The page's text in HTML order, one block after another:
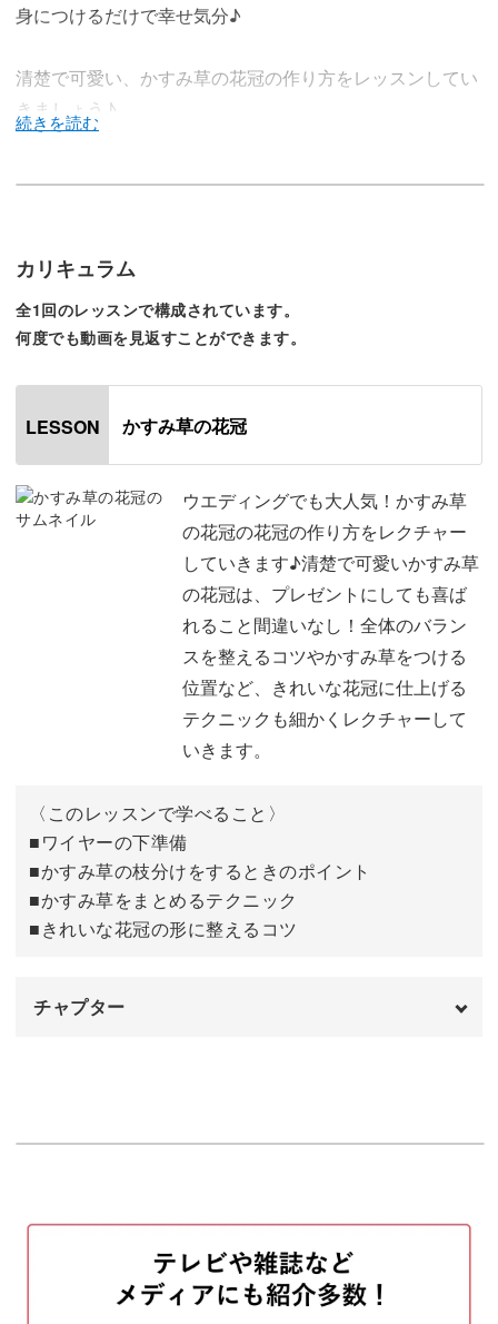
身につけるだけで幸せ気分♪
清楚で可愛い、かすみ草の花冠の作り方をレッスンしてい
きましょう♪
7月7日といえば七夕が有名ですが、実はかすみ草の日でも
白くて小さいかすみ草が星屑のように見え、七夕の伝説に
今年の七夕には笹飾りだけでなくかすみ草も取り入れて、
素敵な日を過ごしてみませんか？
かすみ草の枝分けやパーツ作りを中心に、きれいな花冠に
まとめる方法をレッスンしていきます。
具体的なポイントは、
◆ワイヤーの下準備
◆かすみ草の枝分けをするときのポイント
◆かすみ草をまとめるテクニック
◆きれいな花冠の形に整えるコツ
フラワーアレンジメントとは違ったテクニックが学べるレ
お好みの色や模様のリボンを取りつけて、おしゃれな花冠
に仕上げてみてくださいね。
カリキュラム
全1回のレッスンで構成されています。
何度でも動画を見返すことができます。
LESSON かすみ草の花冠
ウエディングでも大人気！かすみ草
の花冠の花冠の作り方をレクチャー
していきます♪清楚で可愛いかすみ草
の花冠は、プレゼントにしても喜ば
れること間違いなし！全体のバラン
スを整えるコツやかすみ草をつける
位置など、きれいな花冠に仕上げる
テクニックも細かくレクチャーして
いきます。
〈このレッスンで学べること〉
■ワイヤーの下準備
■かすみ草の枝分けをするときのポイント
■かすみ草をまとめるテクニック
■きれいな花冠の形に整えるコツ
チャプター
かすみ草をカットしてパーツを作る
ベースに配置してイメージを確認する